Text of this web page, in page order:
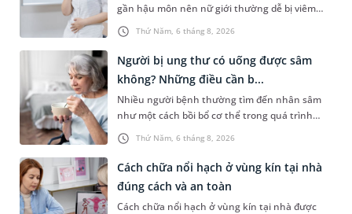
Thứ Năm, 6 tháng 8, 2026
gần hậu môn nên nữ giới thường dễ bị viêm
đường tiết niệu hơn nam giới. Tùy theo nguyên
nhân, mức độ nhiễm trùng và...
Thứ Năm, 6 tháng 8, 2026
Người bị ung thư có uống được sâm
không? Những điều cần b...
Nhiều người bệnh thường tìm đến nhân sâm
như một cách bồi bổ cơ thể trong quá trình
điều trị ung thư. Tuy nhiên, câu hỏi người bị
ung thư có uống được sâm kh...
Cách chữa nổi hạch ở vùng kín tại nhà
đúng cách và an toàn
Cách chữa nổi hạch ở vùng kín tại nhà được